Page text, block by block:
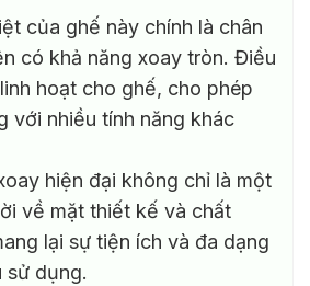
của ghế này chính là chân
có khả năng xoay tròn. Điều
hoạt cho ghế, cho phép
với nhiều tính năng khác
hiện đại không chỉ là một
về mặt thiết kế và chất
lại sự tiện ích và đa dạng
sử dụng.